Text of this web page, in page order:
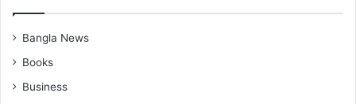
Bangla News
Books
Business